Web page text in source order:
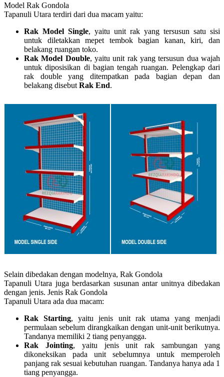
Model Rak Gondola
Tapanuli Utara terdiri dari dua macam yaitu:
Rak Model Single, yaitu unit rak yang tersusun satu sisi
untuk diletakkan mepet tembok bagian kanan, kiri, dan
belakang ruangan toko.
Rak Model Double, yaitu unit rak yang tersusun dua wajah
untuk diposisikan di bagian tengah ruangan. Pelengkap dari
rak double yang ditempatkan pada bagian depan dan
belakang disebut Rak End.
Selain dibedakan dengan modelnya, Rak Gondola
Tapanuli Utara juga berdasarkan susunan antar unitnya dibedakan
dengan jenis. Jenis Rak Gondola
Tapanuli Utara ada dua macam:
Rak Starting, yaitu jenis unit rak utama yang menjadi
permulaan sebelum dirangkaikan dengan unit-unit berikutnya.
Tandanya memiliki 2 tiang penyangga.
Rak Jointing, yaitu jenis unit rak sambungan yang
dikoneksikan pada unit sebelumnya untuk memperoleh
panjang rak sesuai kebutuhan ruangan. Tandanya hanya ada 1
tiang penyangga.